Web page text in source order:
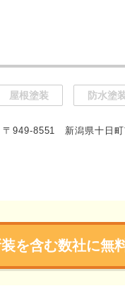
屋根塗装 防水塗
〒949-8551 新潟県十日町
を含む数社に無